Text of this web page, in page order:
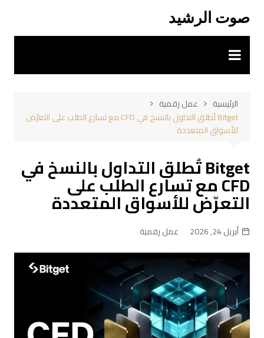
المحتوى
صوت الرشيد
الرئيسية
عمل رقمية
Bitget تُطلق التداول بالنسخ في CFD مع تسارع الطلب على التعرّض
للأسواق المتعددة
Bitget تُطلق التداول بالنسخ في
CFD مع تسارع الطلب على
التعرّض للأسواق المتعددة
أبريل 24, 2026 عمل رقمية